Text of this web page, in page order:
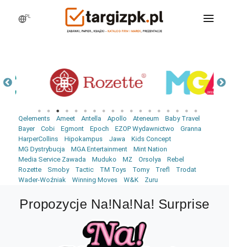
PL
PRODUKTY
AKTUALNOŚCI
LOGOWANIE
REJESTRACJA
Qelements Ameet Antella Apollo Ateneum
Baby Travel
Bayer
Cobi Egmont Epoch EZOP Wydawnictwo
Granna
HarperCollins
Hipokampus Jawa
Kids Concept
MG Dystrybucja
MGA Entertainment
Mint Nation
Media Service Zawada
Muduko MZ Orsolya
Rebel
Rozette
Smoby Tactic TM Toys Tomy Trefl
Trodat
Wader-Woźniak
Winning Moves W&K Zuru
Propozycje Na!Na!Na! Surprise